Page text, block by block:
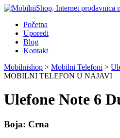
Početna
Uporedi
Blog
Kontakt
Mobilnishop > Mobilni Telefoni >
MOBILNI TELEFON U NAJAVI
Ulefone Note 6
Boja: Crna